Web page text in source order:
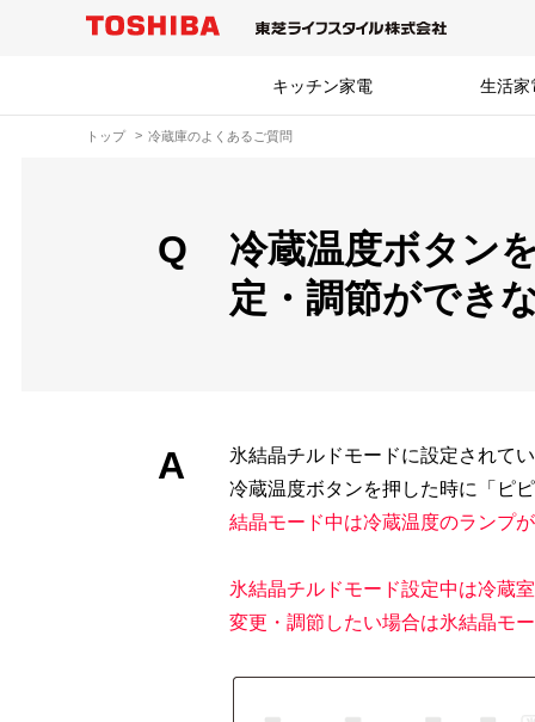
キッチン家電 生活家
トップ 冷蔵庫のよくあるご質問
Q
冷蔵温度ボタン
定・調節ができ
A
氷結晶チルドモードに設定されて
冷蔵温度ボタンを押した時に「ピ
結晶モード中は冷蔵温度のランプ
氷結晶チルドモード設定中は冷蔵
変更・調節したい場合は氷結晶モ